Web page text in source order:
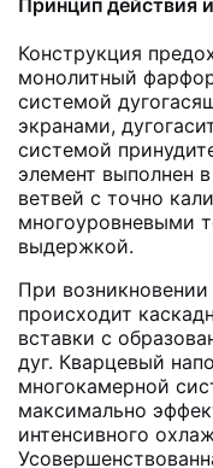
Принцип действия
Конструкция
монолитный
системой
экранами,
системой
элемент выполнен
ветвей с точно
многоуровневыми
выдержкой.
При
происходит
вставки с
дуг. Кварцевый
многокамерной
максимально
интенсивного